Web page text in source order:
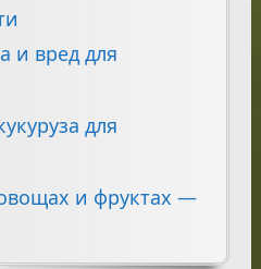
и вред для
для
и фруктах —